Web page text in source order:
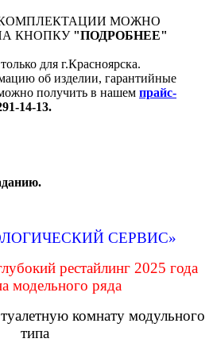
МОЖНО
КНОПКУ "ПОДРОБНЕЕ"
для г.Красноярска.
об изделии, гарантийные
получить в нашем прайс-
14-13.
СЕРВИС»
рестайлинг 2025 года
модельного ряда
комнату модульного
типа